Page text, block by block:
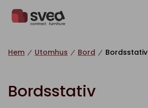
Hem Utomhus Bord Bordsstativ
Bordsstativ